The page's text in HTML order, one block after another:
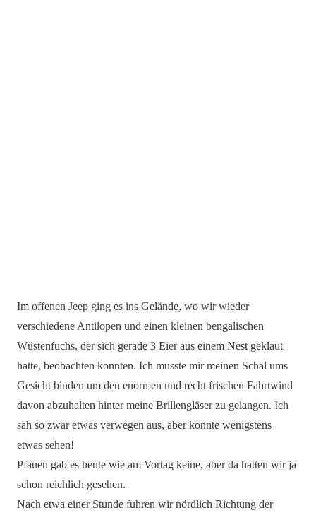
Im offenen Jeep ging es ins Gelände, wo wir wieder
verschiedene Antilopen und einen kleinen bengalischen
Wüstenfuchs, der sich gerade 3 Eier aus einem Nest geklaut
hatte, beobachten konnten. Ich musste mir meinen Schal ums
Gesicht binden um den enormen und recht frischen Fahrtwind
davon abzuhalten hinter meine Brillengläser zu gelangen. Ich
sah so zwar etwas verwegen aus, aber konnte wenigstens
etwas sehen!
Pfauen gab es heute wie am Vortag keine, aber da hatten wir ja
schon reichlich gesehen.
Nach etwa einer Stunde fuhren wir nördlich Richtung der